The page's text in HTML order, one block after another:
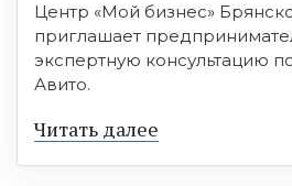
Центр «Мой бизнес»
приглашает
экспертную консультацию
Авито.
Читать далее